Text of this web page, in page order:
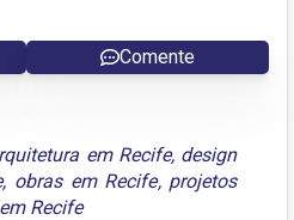
Comente
em Recife, design
, obras em Recife, projetos
Recife